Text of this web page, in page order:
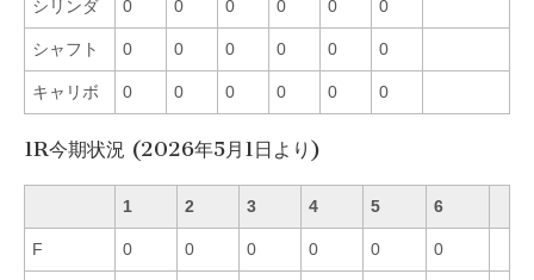
シリンダ 0 0 0 0 0 0
シャフト 0 0 0 0 0 0
キャリボ 0 0 0 0 0 0
1R今期状況 (2026年5月1日より)
1 2 3 4 5 6
F 0 0 0 0 0 0